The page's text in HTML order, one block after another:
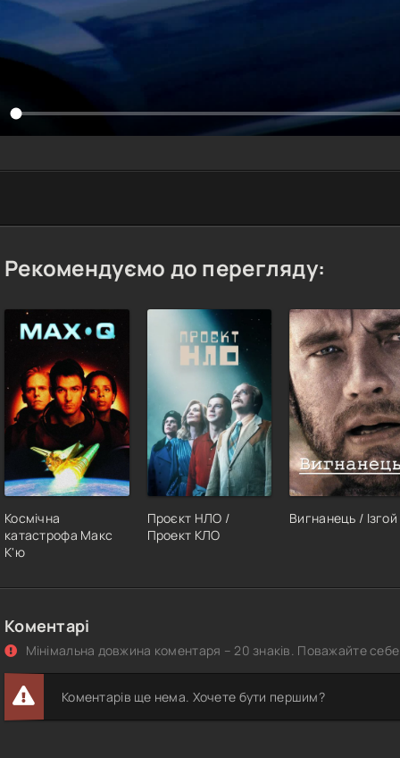
Рекомендуємо до перегляду:
Космічна
катастрофа Макс
К'ю
Проєкт НЛО /
Проект КЛО
Вигнанець / Ізгой
Коментарі
Мінімальна довжина коментаря – 20 знаків. Поважайте
Коментарів ще нема. Хочете бути першим?